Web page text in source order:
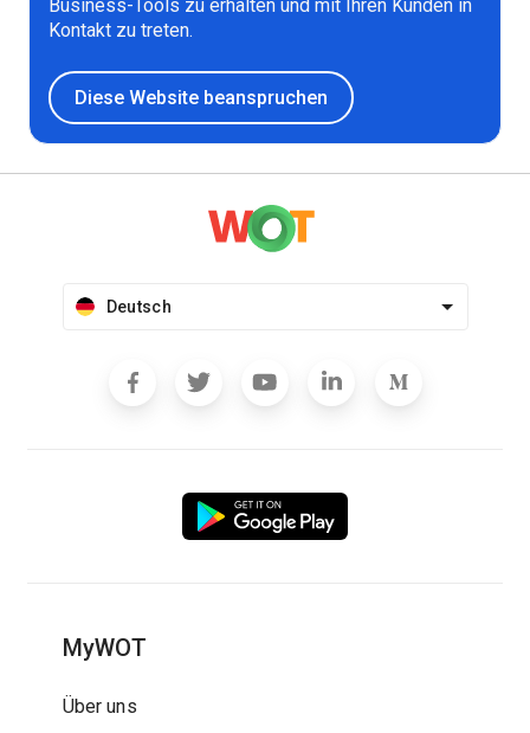
Business-Tools zu erhalten und mit Ihren Kunden in
Kontakt zu treten.
Diese Website beanspruchen
Deutsch
MyWOT
Über uns